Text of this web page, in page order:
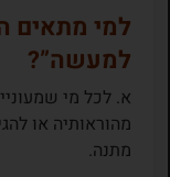
למי מתאים
למעשה”?
א. לכל מי
מהוראותיה או
מתנה.